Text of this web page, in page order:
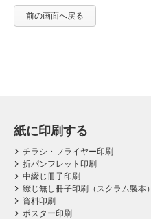
前の画面へ戻る
紙に印刷する
チラシ・フライヤー印刷
折パンフレット印刷
中綴じ冊子印刷
綴じ無し冊子印刷（スクラム製本）
資料印刷
ポスター印刷